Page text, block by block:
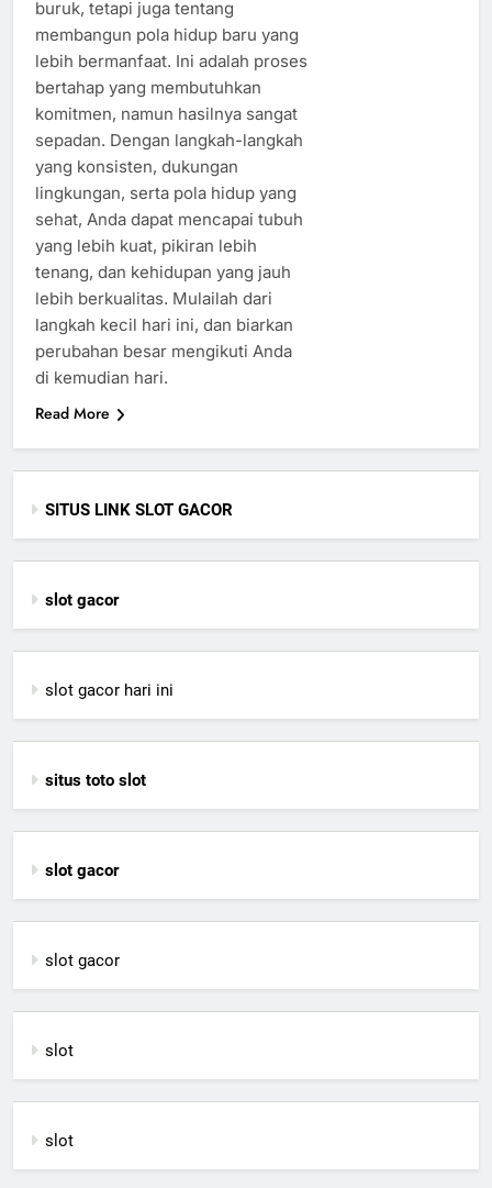
buruk, tetapi juga tentang
membangun pola hidup baru yang
lebih bermanfaat. Ini adalah proses
bertahap yang membutuhkan
komitmen, namun hasilnya sangat
sepadan. Dengan langkah-langkah
yang konsisten, dukungan
lingkungan, serta pola hidup yang
sehat, Anda dapat mencapai tubuh
yang lebih kuat, pikiran lebih
tenang, dan kehidupan yang jauh
lebih berkualitas. Mulailah dari
langkah kecil hari ini, dan biarkan
perubahan besar mengikuti Anda
di kemudian hari.
Read More
SITUS LINK SLOT GACOR
slot gacor
slot gacor hari ini
situs toto slot
slot gacor
slot gacor
slot
slot